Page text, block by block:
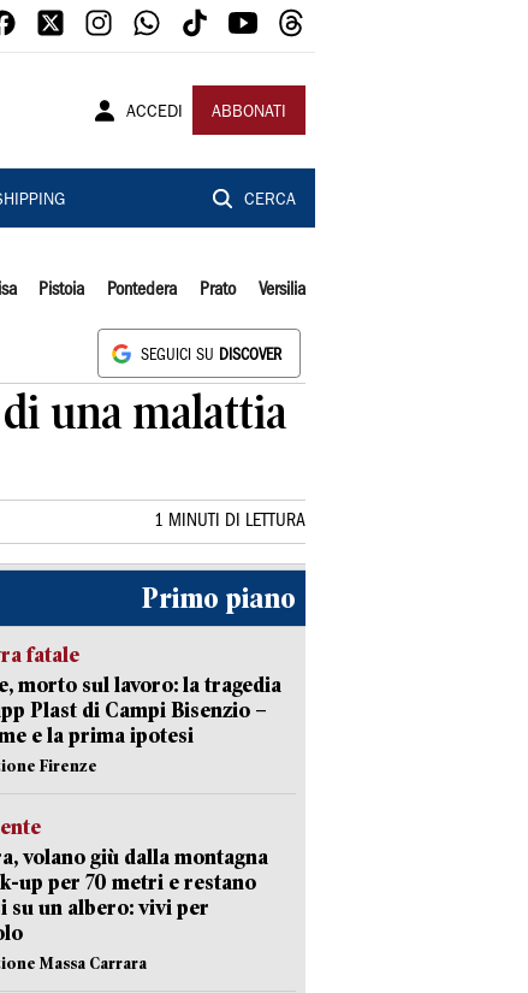
ACCEDI ABBONATI
CERCA
Pistoia Pontedera Prato Versilia
SEGUICI SU DISCOVER
una malattia
1 MINUTI DI LETTURA
Primo piano
fatale
morto sul lavoro: la tragedia
Plast di Campi Bisenzio –
e la prima ipotesi
Firenze
volano giù dalla montagna
up per 70 metri e restano
su un albero: vivi per
Massa Carrara